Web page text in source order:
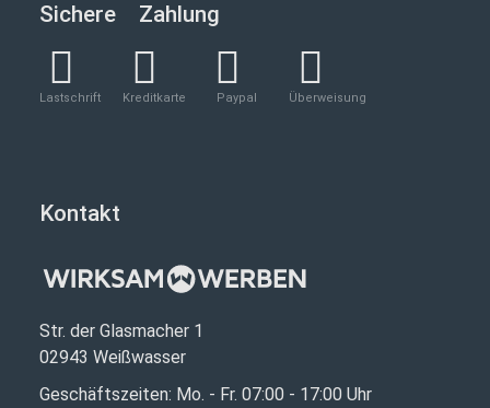
Sichere Zahlung
Lastschrift Kreditkarte Paypal Überweisung
Kontakt
Str. der Glasmacher 1
02943 Weißwasser
Geschäftszeiten: Mo. - Fr. 07:00 - 17:00 Uhr